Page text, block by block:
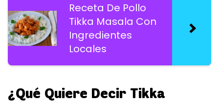
Receta De Pollo
Tikka Masala Con
Ingredientes
Locales
¿Qué Quiere Decir Tikka